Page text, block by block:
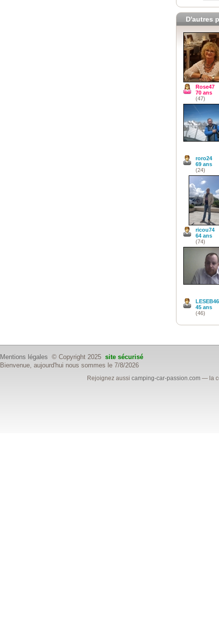
D'autres
Rose47
70 ans
(47)
roro24
69 ans
(24)
ricou74
64 ans
(74)
LESEB46
45 ans
(46)
Mentions légales © Copyright 2025 site sécurisé
Bienvenue, aujourd'hui nous sommes le 7/8/2026
Rejoignez aussicamping-car-passion.com — la